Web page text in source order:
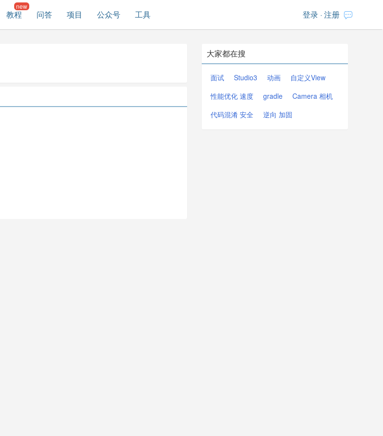
教程 问答 项目 公众号 工具 登录 · 注册
大家都在搜
面试 Studio3 动画
自定义View
性能优化 速度
gradle
Camera 相机
代码混淆 安全
逆向 加固